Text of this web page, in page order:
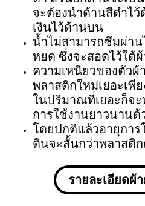
จะต้องนำด้านสีดำไ
เงินไว้ด้านบน
น้ำไม่สามารถซึมผ่า
หยด ซึ่งจะสอดไว้ใต้
ความเหนียวของตัว
พลาสติกใหม่เยอะเพี
ในปริมาณที่เยอะก็จะ
การใช้งานยาวนานด้
โดยปกติแล้วอายุการ
ดินจะสั้นกว่าพลาสติ
รายละเอียดผ้